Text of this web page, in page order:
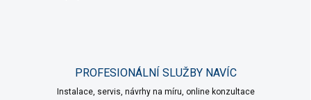
PROFESIONÁLNÍ SLUŽBY NAVÍC
Instalace, servis, návrhy na míru, online konzultace